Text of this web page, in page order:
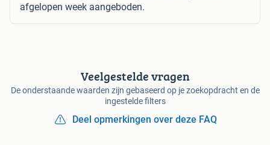
afgelopen week aangeboden.
Veelgestelde vragen
De onderstaande waarden zijn gebaseerd op je zoekopdracht en de
ingestelde filters
Deel opmerkingen over deze FAQ